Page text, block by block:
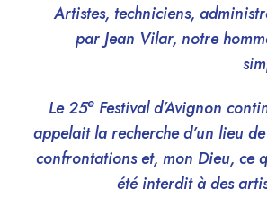
Artistes, techniciens,
par Jean Vilar, notre
Le 25e Festival d’Avignon
appelait la recherche d’un lieu
confrontations et, mon Dieu, ce
été interdit à des